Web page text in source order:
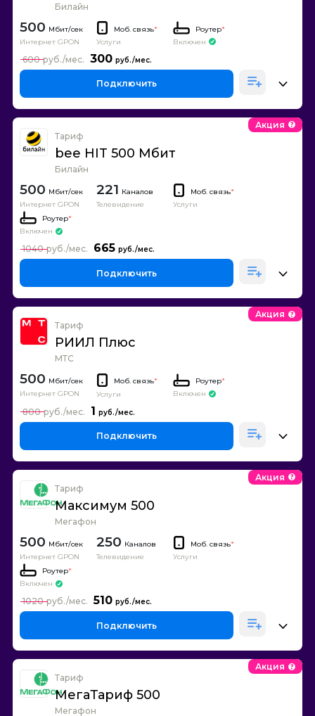
Билайн
500
Интернет GPON
Моб. связь*
Услуги
Роутер*
Включен
300
600
Подключить
Тариф
bee HIT 500 Мбит
Билайн
Акция
500
Интернет GPON
221 Каналов
Телевидение
Моб. связь*
Услуги
Роутер*
Включен
665
1040
Подключить
Тариф
РИИЛ Плюс
МТС
Акция
500
Интернет GPON
Моб. связь*
Услуги
Роутер*
Включен
1
800
Подключить
Тариф
Максимум 500
Мегафон
Акция
500
Интернет GPON
250 Каналов
Телевидение
Моб. связь*
Услуги
Роутер*
Включен
510
1020
Подключить
Тариф
МегаТариф 500
Мегафон
Акция